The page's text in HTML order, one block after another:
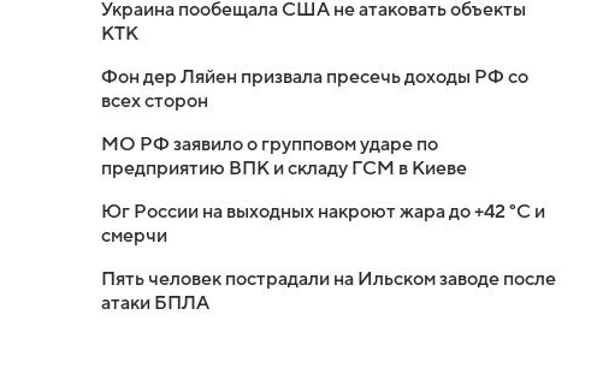
Украина пообещала США не атаковать объекты
КТК
Фон дер Ляйен призвала пресечь доходы РФ со
всех сторон
МО РФ заявило о групповом ударе по
предприятию ВПК и складу ГСМ в Киеве
Юг России на выходных накроют жара до +42 °C и
смерчи
Пять человек пострадали на Ильском заводе после
атаки БПЛА